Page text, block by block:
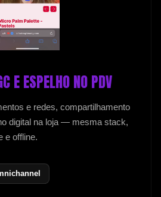
E ESPELHO NO PDV
e redes, compartilhamento
digital na loja — mesma stack,
e offline.